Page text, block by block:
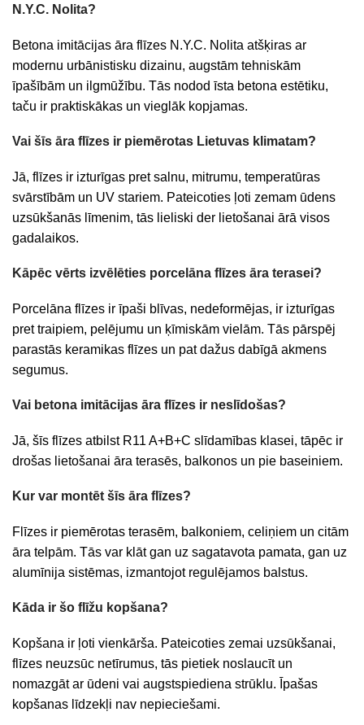
N.Y.C. Nolita?
Betona imitācijas āra flīzes N.Y.C. Nolita atšķiras ar
modernu urbānistisku dizainu, augstām tehniskām
īpašībām un ilgmūžību. Tās nodod īsta betona estētiku,
taču ir praktiskākas un vieglāk kopjamas.
Vai šīs āra flīzes ir piemērotas Lietuvas klimatam?
Jā, flīzes ir izturīgas pret salnu, mitrumu, temperatūras
svārstībām un UV stariem. Pateicoties ļoti zemam ūdens
uzsūkšanās līmenim, tās lieliski der lietošanai ārā visos
gadalaikos.
Kāpēc vērts izvēlēties porcelāna flīzes āra terasei?
Porcelāna flīzes ir īpaši blīvas, nedeformējas, ir izturīgas
pret traipiem, pelējumu un ķīmiskām vielām. Tās pārspēj
parastās keramikas flīzes un pat dažus dabīgā akmens
segumus.
Vai betona imitācijas āra flīzes ir neslīdošas?
Jā, šīs flīzes atbilst R11 A+B+C slīdamības klasei, tāpēc ir
drošas lietošanai āra terasēs, balkonos un pie baseiniem.
Kur var montēt šīs āra flīzes?
Flīzes ir piemērotas terasēm, balkoniem, celiņiem un citām
āra telpām. Tās var klāt gan uz sagatavota pamata, gan uz
alumīnija sistēmas, izmantojot regulējamos balstus.
Kāda ir šo flīžu kopšana?
Kopšana ir ļoti vienkārša. Pateicoties zemai uzsūkšanai,
flīzes neuzsūc netīrumus, tās pietiek noslaucīt un
nomazgāt ar ūdeni vai augstspiediena strūklu. Īpašas
kopšanas līdzekļi nav nepieciešami.